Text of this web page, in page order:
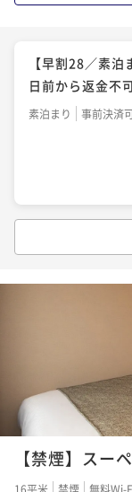
日前から返金不
朝食付き 事前決済
スタンダードプ
●スタンダード
朝食付き 現地決済
【早割28／素
日前から返金不
素泊まり 事前決済
スタンダードプ
【早割28／朝
7日前から返金
朝食付き 事前決済可
【禁煙】スー
16平米 禁煙 無料Wi-